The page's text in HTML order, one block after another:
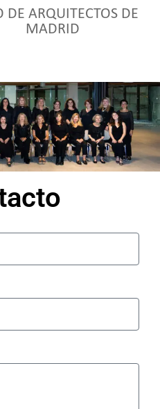
DE ARQUITECTOS DE
MADRID